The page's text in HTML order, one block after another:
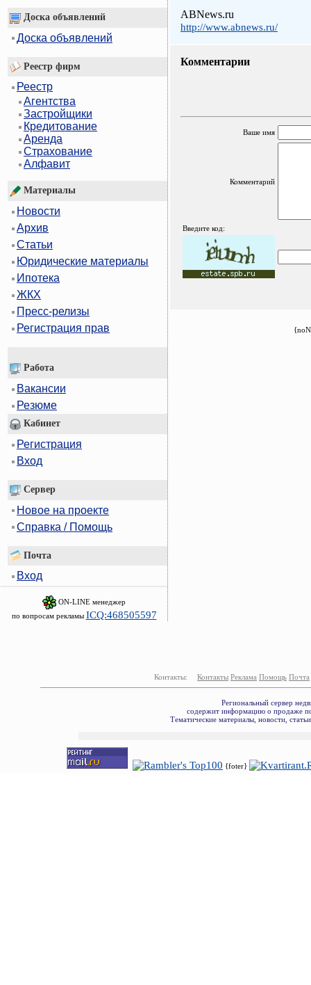
Доска объявлений
Доска объявлений
Реестр фирм
Реестр
Агентства
Застройщики
Кредитование
Аренда
Страхование
Алфавит
Материалы
Новости
Архив
Статьи
Юридические материалы
Ипотека
ЖКХ
Пресс-релизы
Регистрация прав
Работа
Вакансии
Резюме
Кабинет
Регистрация
Вход
Сервер
Новое на проекте
Справка / Помощь
Почта
Вход
ON-LINE менеджер
по вопросам рекламы ICQ:468505597
ABNews.ru
http://www.abnews.ru/
Комментарии
Ваше имя
Комментарий
Введите код:
Контакты: Контакты Реклама Помощь Почта
Региональный сервер
содержит информацию о продаже
Тематические материалы, новости,
{foter}